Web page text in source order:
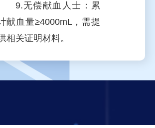
9.无偿献血人士：累
献血量≥4000mL，需提
相关证明材料。